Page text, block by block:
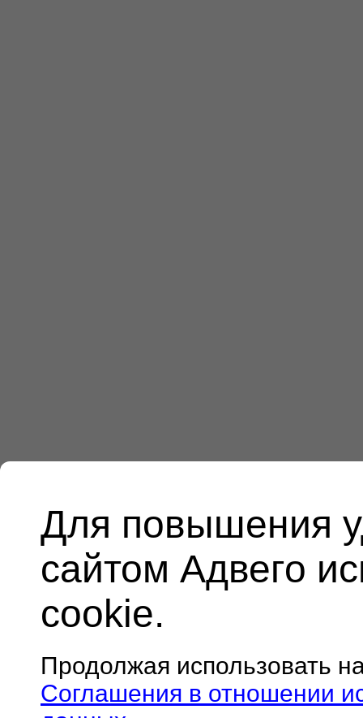
Для повышения
сайтом Адвего
cookie.
Продолжая использовать
Соглашения в отношении